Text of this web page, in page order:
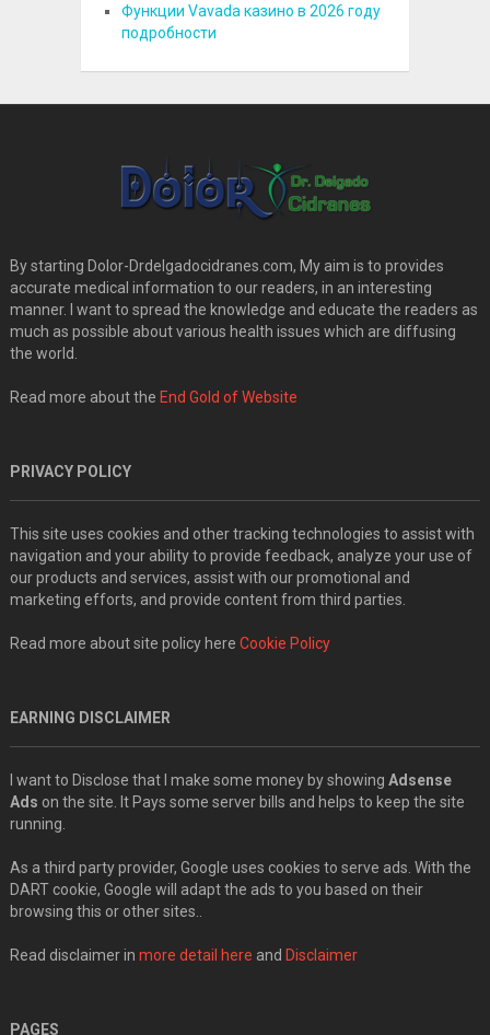
Функции Vavada казино в 2026 году
подробности
By starting Dolor-Drdelgadocidranes.com, My aim is to provides
accurate medical information to our readers, in an interesting
manner. I want to spread the knowledge and educate the readers as
much as possible about various health issues which are diffusing
the world.
Read more about the End Gold of Website
PRIVACY POLICY
This site uses cookies and other tracking technologies to assist with
navigation and your ability to provide feedback, analyze your use of
our products and services, assist with our promotional and
marketing efforts, and provide content from third parties.
Read more about site policy here Cookie Policy
EARNING DISCLAIMER
I want to Disclose that I make some money by showing Adsense
Ads on the site. It Pays some server bills and helps to keep the site
running.
As a third party provider, Google uses cookies to serve ads. With the
DART cookie, Google will adapt the ads to you based on their
browsing this or other sites..
Read disclaimer in more detail here and Disclaimer
PAGES